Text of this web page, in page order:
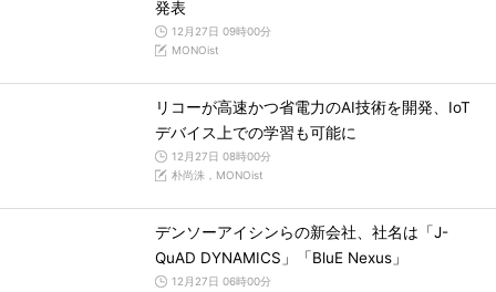
発表
12月27日 09時00分
MONOist
リコーが高速かつ省電力のAI技術を開発、IoT
デバイス上での学習も可能に
12月27日 08時00分
朴尚洙，MONOist
デンソーアイシンらの新会社、社名は「J-
QuAD DYNAMICS」「BluE Nexus」
12月27日 06時00分